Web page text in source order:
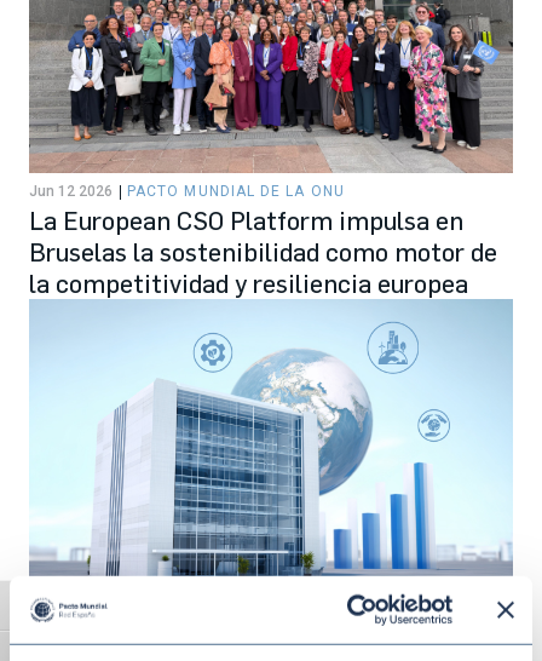
Alternar alto contraste
Jun 12 2026 PACTO MUNDIAL DE LA ONU
La European CSO Platform impulsa en
Bruselas la sostenibilidad como motor de
la competitividad y resiliencia europea
May 20 2026 REPORTING SOBRE SOSTENIBILIDAD